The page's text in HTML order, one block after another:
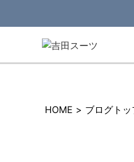
HOME > ブログトッ